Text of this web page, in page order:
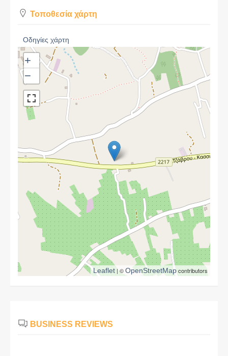
Τοποθεσία χάρτη
Οδηγίες χάρτη
+
−
Leaflet | ©OpenStreetMapcontributors
BUSINESS REVIEWS